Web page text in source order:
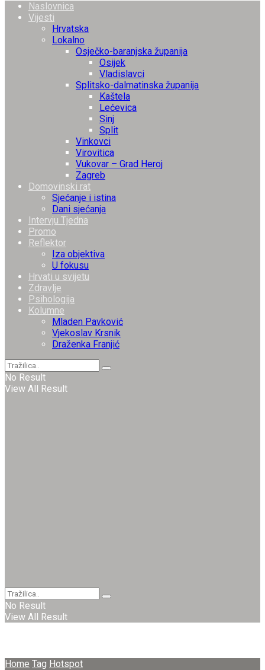
Naslovnica
Vijesti
Hrvatska
Lokalno
Osječko-baranjska županija
Osijek
Vladislavci
Splitsko-dalmatinska županija
Kaštela
Lećevica
Sinj
Split
Vinkovci
Virovitica
Vukovar – Grad Heroj
Zagreb
Domovinski rat
Sjećanje i istina
Dani sjećanja
Intervju Tjedna
Promo
Reflektor
Iza objektiva
U fokusu
Hrvati u svijetu
Zdravlje
Psihologija
Kolumne
Mladen Pavković
Vjekoslav Krsnik
Draženka Franjić
No Result
View All Result
No Result
View All Result
Home Tag Hotspot